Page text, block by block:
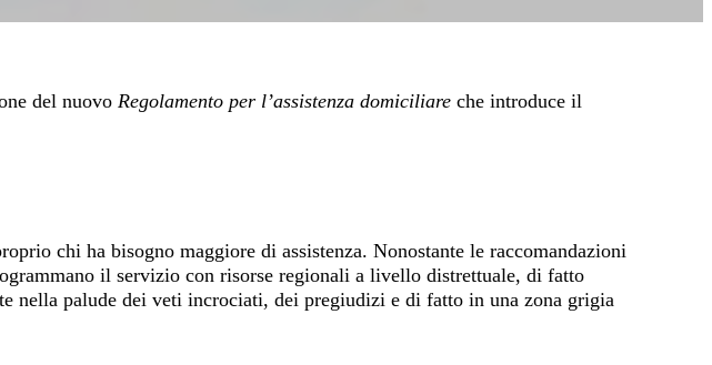
del nuovo Regolamento per l’assistenza domiciliare che introduce il
chi ha bisogno maggiore di assistenza. Nonostante le raccomandazioni
il servizio con risorse regionali a livello distrettuale, di fatto
nella palude dei veti incrociati, dei pregiudizi e di fatto in una zona grigia